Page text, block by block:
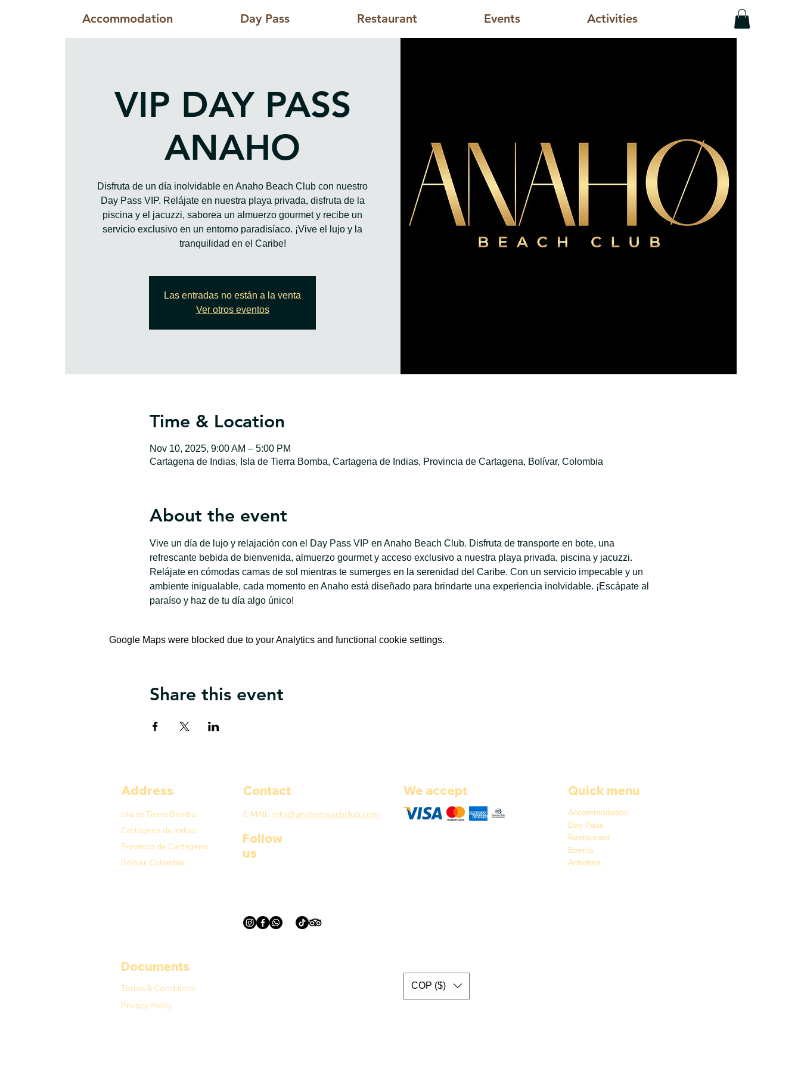
Accommodation Day Pass Restaurant Events Activities
VIP DAY PASS
ANAHO
Disfruta de un día inolvidable en Anaho Beach Club con nuestro
Day Pass VIP. Relájate en nuestra playa privada, disfruta de la
piscina y el jacuzzi, saborea un almuerzo gourmet y recibe un
servicio exclusivo en un entorno paradisíaco. ¡Vive el lujo y la
Las entradas no están a la venta
Ver otros eventos
Time & Location
Nov 10, 2025, 9:00 AM – 5:00 PM
Cartagena de Indias, Isla de Tierra Bomba, Cartagena de Indias, Provincia de Cartagena, Bolívar, Colombia
About the event
Vive un día de lujo y relajación con el Day Pass VIP en Anaho Beach Club. Disfruta de transporte en bote, una
refrescante bebida de bienvenida, almuerzo gourmet y acceso exclusivo a nuestra playa privada, piscina y jacuzzi.
Relájate en cómodas camas de sol mientras te sumerges en la serenidad del Caribe. Con un servicio impecable y un
ambiente inigualable, cada momento en Anaho está diseñado para brindarte una experiencia inolvidable. ¡Escápate al
paraíso y haz de tu día algo único!
Google Maps were blocked due to your Analytics and functional cookie settings.
Share this event
Address
Isla de Tierra Bomba,
Cartagena de Indias,
Provincia de Cartagena,
Bolívar, Colombia
Contact
E-MAIL: info@anahobeachclub.com
Follow
us
We accept Quick menu
Accommodation
Day Pass
Restaurant
Events
Activities
Documents
Terms & Conditions COP ($)
Privacy Policy